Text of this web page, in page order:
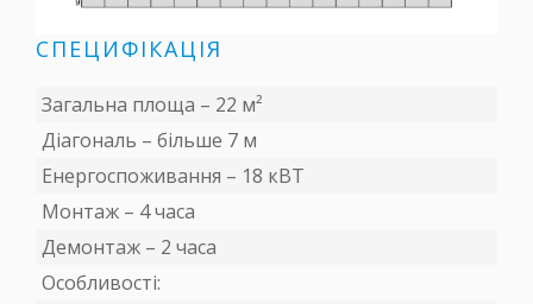
СПЕЦИФІКАЦІЯ
Загальна площа – 22 м²
Діагональ – більше 7 м
Енергоспоживання – 18 кВТ
Монтаж – 4 часа
Демонтаж – 2 часа
Особливості: